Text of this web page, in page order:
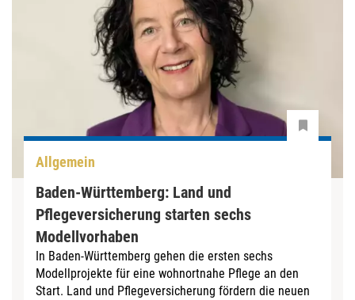
Allgemein
Baden-Württemberg: Land und
Pflegeversicherung starten sechs
Modellvorhaben
In Baden-Württemberg gehen die ersten sechs
Modellprojekte für eine wohnortnahe Pflege an den
Start. Land und Pflegeversicherung fördern die neuen